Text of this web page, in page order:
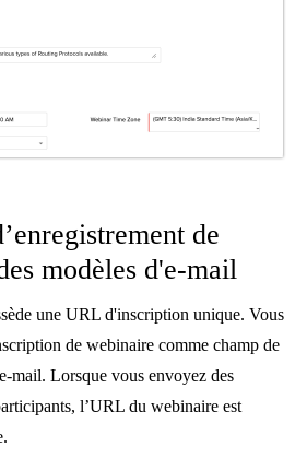
de
modèles d'e-mail
une URL d'inscription unique. Vous
de webinaire comme champ de
mail. Lorsque vous envoyez des
l’URL du webinaire est